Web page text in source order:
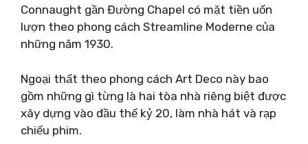
Connaught gần Đường Chapel có mặt tiền uốn
lượn theo phong cách Streamline Moderne của
những năm 1930.
Ngoại thất theo phong cách Art Deco này bao
gồm những gì từng là hai tòa nhà riêng biệt được
xây dựng vào đầu thế kỷ 20, làm nhà hát và rạp
chiếu phim.